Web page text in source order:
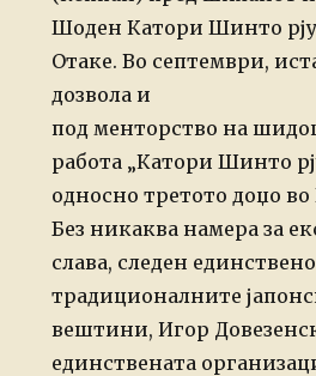
Шоден Катори Шинто
Отаке. Во септември,
дозвола и
под менторство на
работа „Катори Шинто
односно третото доџо
Без никаква намера за
слава, следен
традиционалните
вештини, Игор
единствената